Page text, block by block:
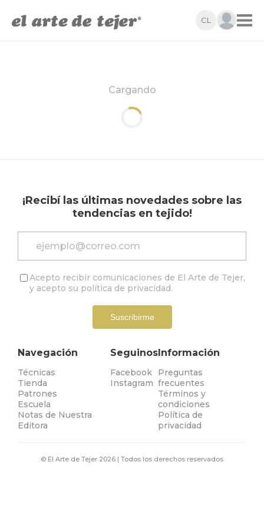
CL
Cargando
¡Recibí las últimas novedades sobre las
tendencias en tejido!
Acepto recibir comunicaciones de El Arte de Tejer,
y acepto su política de privacidad.
Suscribirme
Navegación
Técnicas
Tienda
Patrones
Escuela
Notas de Nuestra
Editora
Seguinos
Facebook
Instagram
Información
Preguntas
frecuentes
Términos y
condiciones
Política de
privacidad
© El Arte de Tejer 2026 | Todos los derechos reservados